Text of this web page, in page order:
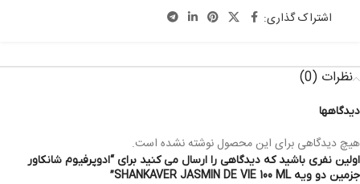
اشتراک گذاری:
نظرات (0)
دیدگاهها
هیچ دیدگاهی برای این محصول نوشته نشده است.
اولین نفری باشید که دیدگاهی را ارسال می کنید برای “ادوپرفیوم شانکاور
جزمین دو ویه SHANKAVER JASMIN DE VIE 100 ML”